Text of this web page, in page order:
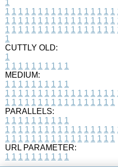
1
1 1 1 1 1 1 1 1 1 1 1 1 1 1 1 1 1
1 1 1 1 1 1 1 1 1 1 1 1 1 1 1 1 1
1 1 1 1 1 1 1 1 1 1 1 1 1 1 1 1 1
1
CUTTLY OLD:
1
1 1 1 1 1 1 1 1 1 1
MEDIUM:
1 1 1 1 1 1 1 1 1 1
1 1 1 1 1 1 1 1 1 1 1 1 1 1 1 1 1
1 1 1 1 1 1 1 1 1 1 1 1 1 1 1 1 1
PARALLELS:
1 1 1 1 1 1 1 1 1 1
1 1 1 1 1 1 1 1 1 1 1 1 1 1 1 1 1
1 1 1 1 1 1 1 1 1 1 1 1 1 1 1 1 1
URL PARAMETER:
1 1 1 1 1 1 1 1 1 1